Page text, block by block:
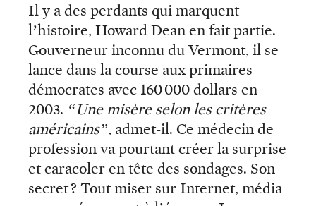
Il y a des perdants qui marquent
l’histoire, Howard Dean en fait partie.
Gouverneur inconnu du Vermont, il se
lance dans la course aux primaires
démocrates avec 160 000 dollars en
2003. “Une misère selon les critères
américains”, admet-il. Ce médecin de
profession va pourtant créer la surprise
et caracoler en tête des sondages. Son
secret ? Tout miser sur Internet, média